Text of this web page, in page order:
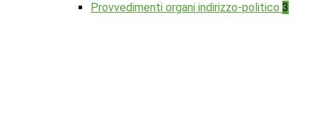
Provvedimenti organi indirizzo-politico 3